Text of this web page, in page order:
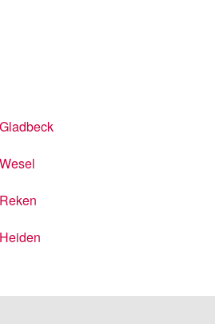
Gladbeck
Wesel
Reken
Heiden